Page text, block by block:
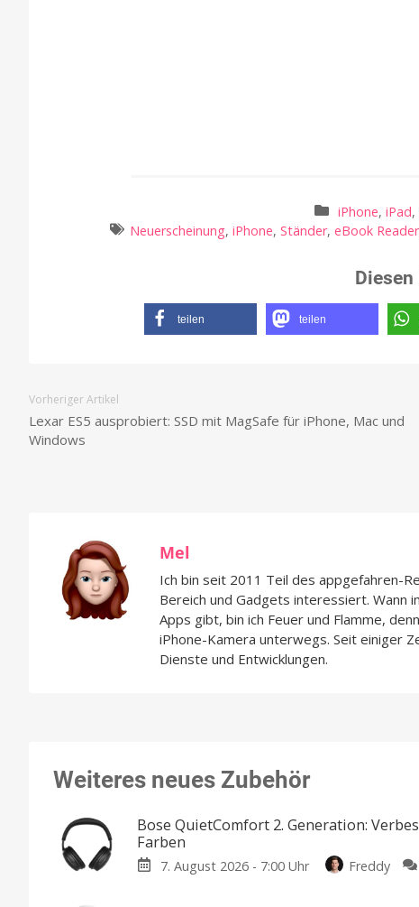
iPhone,iPad,
Neuerscheinung, iPhone, Ständer, eBook Reader
teilen teilen
Vorheriger Artikel
Lexar ES5 ausprobiert: SSD mit MagSafe für iPhone, Mac und
Windows
Mel
Ich bin seit 2011 Teil des appgefahren-
Bereich und Gadgets interessiert.
Apps gibt, bin ich Feuer und Flamme,
iPhone-Kamera unterwegs. Seit einiger
Dienste und Entwicklungen.
Weiteres neues Zubehör
Bose QuietComfort 2. Generation:
Farben
7. August 2026 - 7:00 Uhr Freddy